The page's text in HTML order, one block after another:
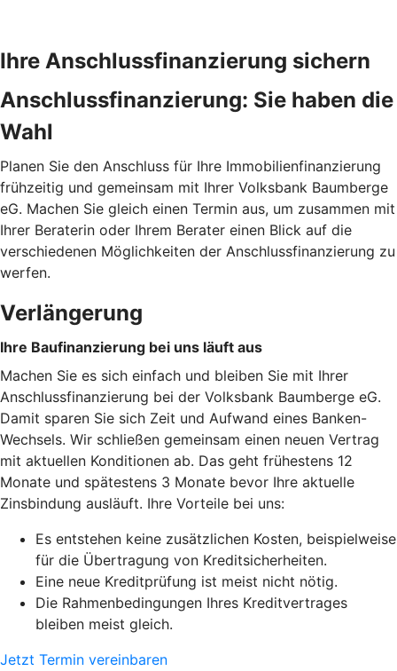
Ihre Anschlussfinanzierung sichern
Anschlussfinanzierung: Sie haben die
Wahl
Planen Sie den Anschluss für Ihre Immobilienfinanzierung
frühzeitig und gemeinsam mit Ihrer Volksbank Baumberge
eG. Machen Sie gleich einen Termin aus, um zusammen mit
Ihrer Beraterin oder Ihrem Berater einen Blick auf die
verschiedenen Möglichkeiten der Anschlussfinanzierung zu
werfen.
Verlängerung
Ihre Baufinanzierung bei uns läuft aus
Machen Sie es sich einfach und bleiben Sie mit Ihrer
Anschlussfinanzierung bei der Volksbank Baumberge eG.
Damit sparen Sie sich Zeit und Aufwand eines Banken-
Wechsels. Wir schließen gemeinsam einen neuen Vertrag
mit aktuellen Konditionen ab. Das geht frühestens 12
Monate und spätestens 3 Monate bevor Ihre aktuelle
Zinsbindung ausläuft. Ihre Vorteile bei uns:
Es entstehen keine zusätzlichen Kosten, beispielweise
für die Übertragung von Kreditsicherheiten.
Eine neue Kreditprüfung ist meist nicht nötig.
Die Rahmenbedingungen Ihres Kreditvertrages
bleiben meist gleich.
Jetzt Termin vereinbaren